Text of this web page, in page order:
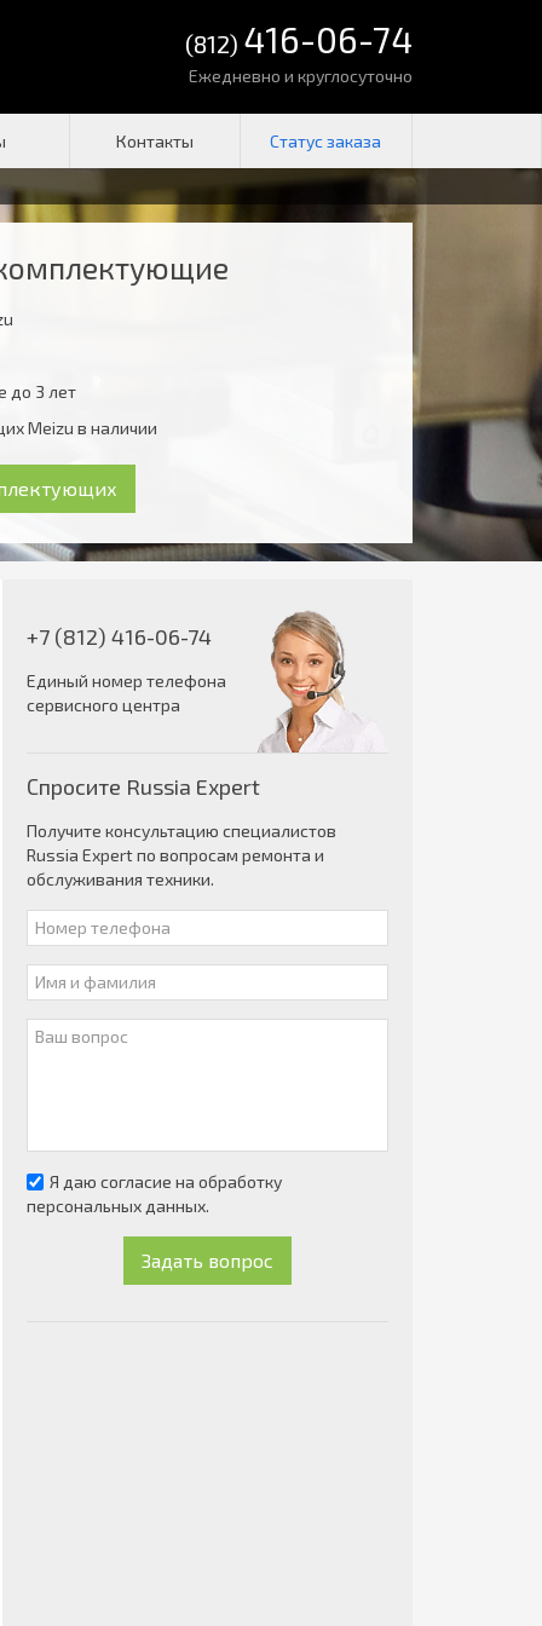
(812) 416-06-74
Ежедневно и круглосуточно
Контакты
до 3 лет
Meizu в наличии
+7 (812) 416-06-74
Единый номер телефона
сервисного центра
Спросите Russia Expert
Получите консультацию специалистов
Russia Expert по вопросам ремонта и
обслуживания техники.
Я даю согласие на обработку
персональных данных.
Задать вопрос